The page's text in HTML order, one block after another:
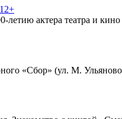
актера театра и
«Сбор» (ул. М.